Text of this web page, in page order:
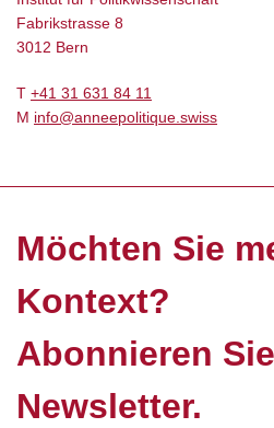
Fabrikstrasse 8
3012 Bern
T +41 31 631 84 11
M info@anneepolitique.swiss
Möchten Sie
Kontext?
Abonnieren
Newsletter.